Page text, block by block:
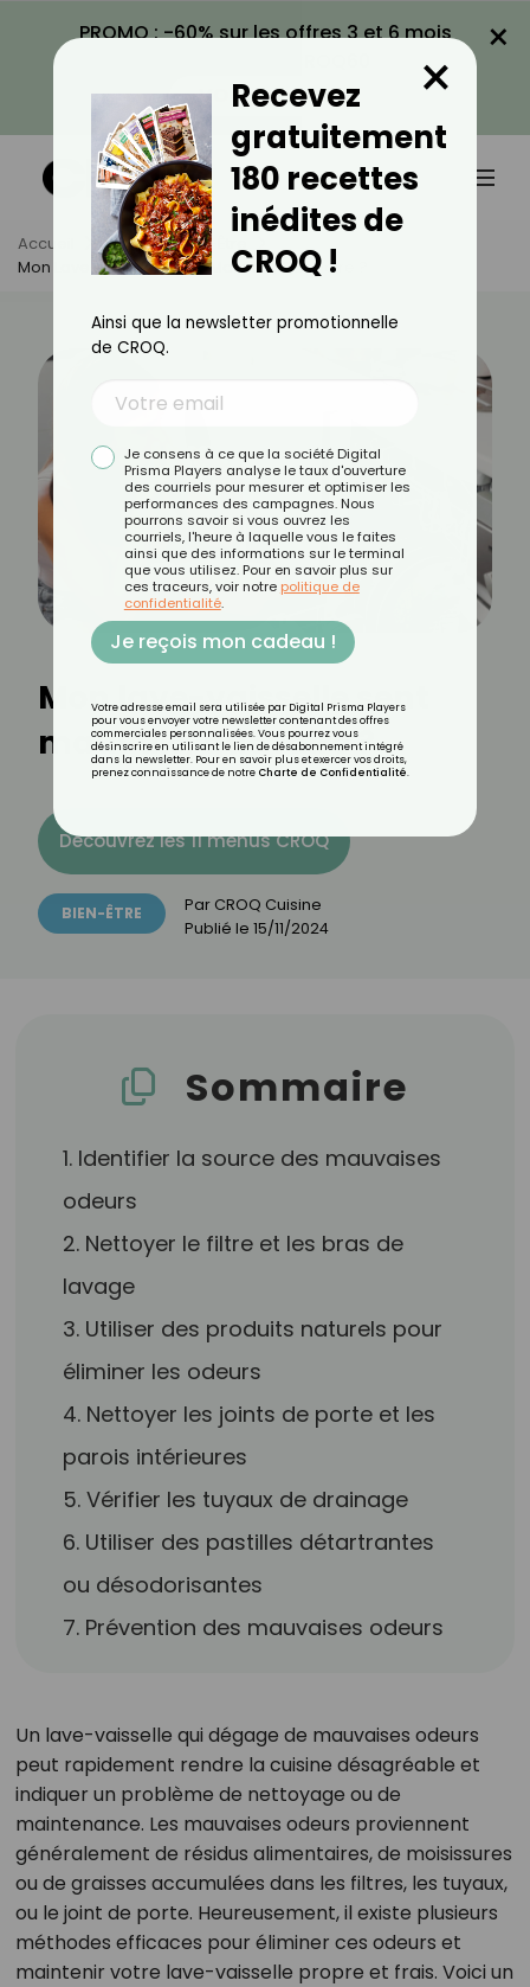
PROMO : -60% sur les offres 3 et 6 mois
VOIR LA PROMO
×
Accueil Actus
Bien-Être
Mon Lave-Vaisselle Sent Mauvais, Que Faire ?
Mon lave-vaisselle sent
mauvais, que faire ?
Découvrez les 11 menus CROQ
BIEN-ÊTRE Par CROQ Cuisine
Publié le 15/11/2024
Sommaire
1. Identifier la source des mauvaises
odeurs
2. Nettoyer le filtre et les bras de
lavage
3. Utiliser des produits naturels pour
éliminer les odeurs
4. Nettoyer les joints de porte et les
parois intérieures
5. Vérifier les tuyaux de drainage
6. Utiliser des pastilles détartrantes
ou désodorisantes
7. Prévention des mauvaises odeurs
Un lave-vaisselle qui dégage de mauvaises odeurs
peut rapidement rendre la cuisine désagréable et
indiquer un problème de nettoyage ou de
maintenance. Les mauvaises odeurs proviennent
généralement de résidus alimentaires, de moisissures
ou de graisses accumulées dans les filtres, les tuyaux,
ou le joint de porte. Heureusement, il existe plusieurs
méthodes efficaces pour éliminer ces odeurs et
maintenir votre lave-vaisselle propre et frais. Voici un
Recevez
gratuitement
180 recettes
inédites de
CROQ !
×
Ainsi que la newsletter promotionnelle
de CROQ.
Je consens à ce que la société Digital
Prisma Players analyse le taux d'ouverture
des courriels pour mesurer et optimiser les
performances des campagnes. Nous
pourrons savoir si vous ouvrez les
courriels, l'heure à laquelle vous le faites
ainsi que des informations sur le terminal
que vous utilisez. Pour en savoir plus sur
ces traceurs, voir notre politique de
confidentialité.
Je reçois mon cadeau !
Votre adresse email sera utilisée par Digital Prisma Players
pour vous envoyer votre newsletter contenant des offres
commerciales personnalisées. Vous pourrez vous
désinscrire en utilisant le lien de désabonnement intégré
dans la newsletter. Pour en savoir plus et exercer vos droits,
prenez connaissance de notre Charte de Confidentialité.